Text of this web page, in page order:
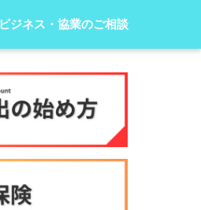
ビジネス・協業のご相談